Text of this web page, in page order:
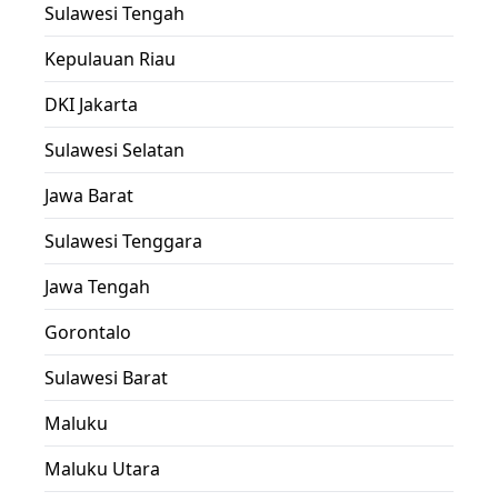
Sulawesi Tengah
Kepulauan Riau
DKI Jakarta
Sulawesi Selatan
Jawa Barat
Sulawesi Tenggara
Jawa Tengah
Gorontalo
Sulawesi Barat
Maluku
Maluku Utara